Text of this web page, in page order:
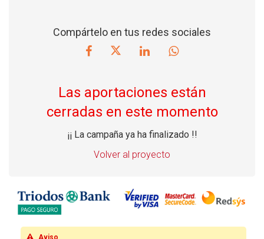
Compártelo en tus redes sociales
Las aportaciones están
cerradas en este momento
¡¡ La campaña ya ha finalizado !!
Volver al proyecto
Aviso